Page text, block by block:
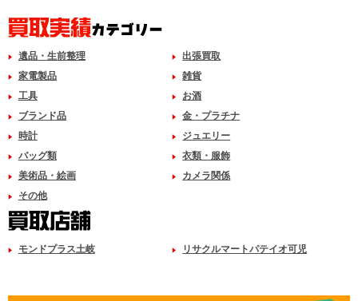
遺品・生前整理
出張買取
家電製品
雑貨
工具
お酒
ブランド品
金・プラチナ
時計
ジュエリー
バッグ類
衣類・服飾
美術品・絵画
カメラ関係
その他
モンドプラス土岐 リサクルマートパテイオ可児